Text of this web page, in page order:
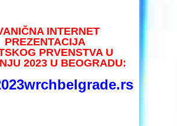
INTERNET
PREZENTACIJA
PRVENSTVA U
2023 U BEOGRADU: